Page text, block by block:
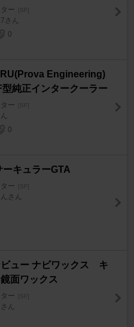
ー [SF]
さん
0
Engineering)
純正インタークーラー
ー [SF]
0
ーキュラーGTA
ー [SF]
さん
ビュー ナビワックス キ
面ワックス
ー [SF]
ん